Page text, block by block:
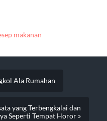
makanan
Ala Rumahan
yang Terbengkalai dan
Seperti Tempat Horor »